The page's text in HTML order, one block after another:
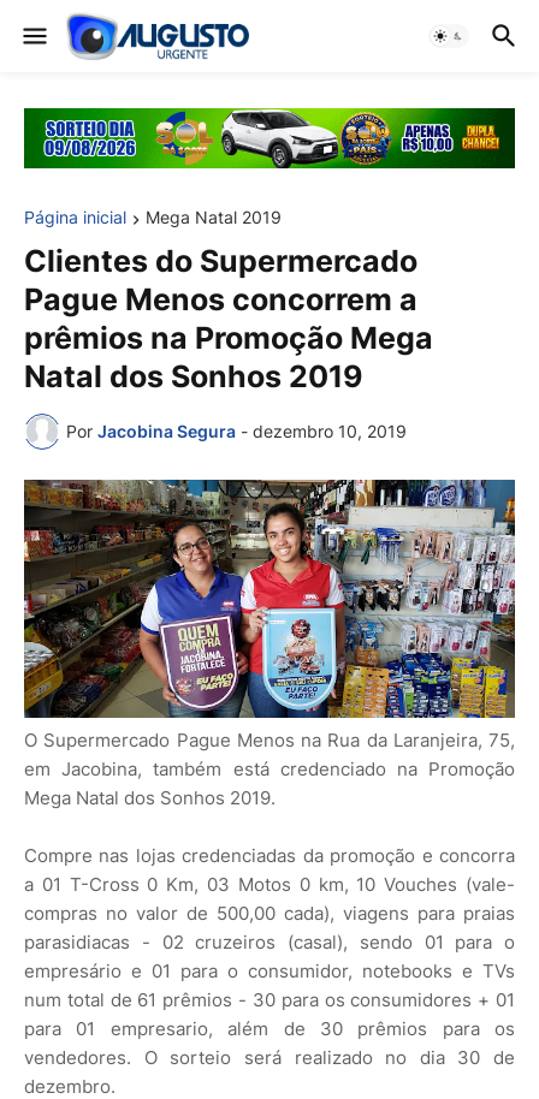
Página inicial Mega Natal 2019
Clientes do Supermercado
Pague Menos concorrem a
prêmios na Promoção Mega
Natal dos Sonhos 2019
Por Jacobina Segura - dezembro 10, 2019
O Supermercado Pague Menos na Rua da Laranjeira, 75,
em Jacobina, também está credenciado na Promoção
Mega Natal dos Sonhos 2019.
Compre nas lojas credenciadas da promoção e concorra
a 01 T-Cross 0 Km, 03 Motos 0 km, 10 Vouches (vale-
compras no valor de 500,00 cada), viagens para praias
parasidiacas - 02 cruzeiros (casal), sendo 01 para o
empresário e 01 para o consumidor, notebooks e TVs
num total de 61 prêmios - 30 para os consumidores + 01
para 01 empresario, além de 30 prêmios para os
vendedores. O sorteio será realizado no dia 30 de
dezembro.